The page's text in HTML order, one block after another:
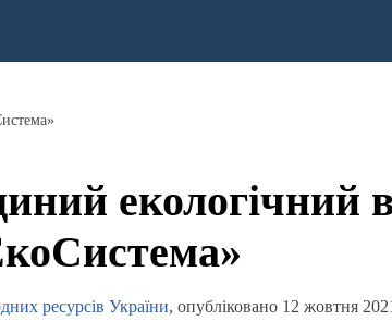
екологічний
ресурсів України, опубліковано 12 жовтня